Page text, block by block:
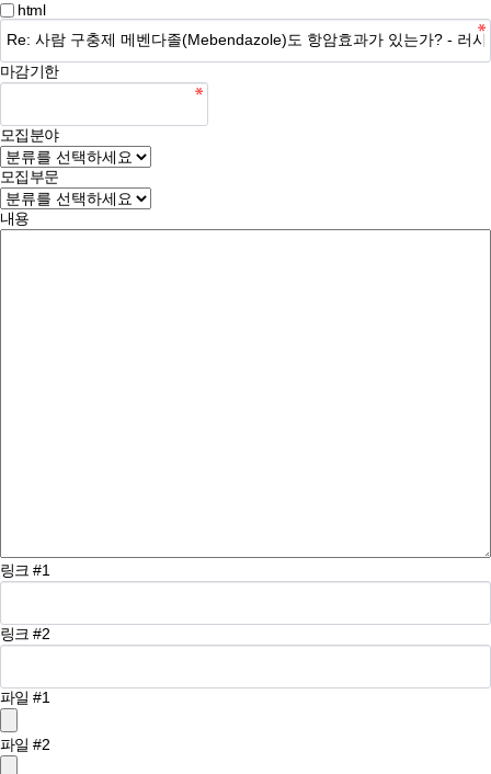
html
마감기한
모집분야
모집부문
내용
링크 #1
링크 #2
파일 #1
파일 #2